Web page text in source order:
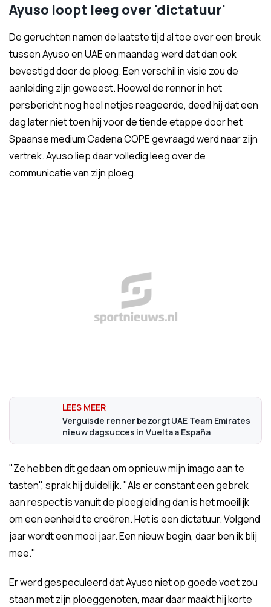
Ayuso loopt leeg over 'dictatuur'
De geruchten namen de laatste tijd al toe over een breuk
tussen Ayuso en UAE en maandag werd dat dan ook
bevestigd door de ploeg. Een verschil in visie zou de
aanleiding zijn geweest. Hoewel de renner in het
persbericht nog heel netjes reageerde, deed hij dat een
dag later niet toen hij voor de tiende etappe door het
Spaanse medium Cadena COPE gevraagd werd naar zijn
vertrek. Ayuso liep daar volledig leeg over de
communicatie van zijn ploeg.
Verguisde renner bezorgt UAE Team Emirates
nieuw dagsucces in Vuelta a España
"Ze hebben dit gedaan om opnieuw mijn imago aan te
tasten", sprak hij duidelijk. "Als er constant een gebrek
aan respect is vanuit de ploegleiding dan is het moeilijk
om een eenheid te creëren. Het is een dictatuur. Volgend
jaar wordt een mooi jaar. Een nieuw begin, daar ben ik blij
mee."
Er werd gespeculeerd dat Ayuso niet op goede voet zou
staan met zijn ploeggenoten, maar daar maakt hij korte